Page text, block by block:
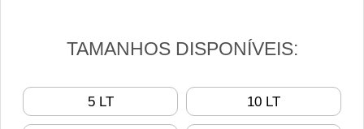
TAMANHOS DISPONÍVEIS:
5 LT 10 LT